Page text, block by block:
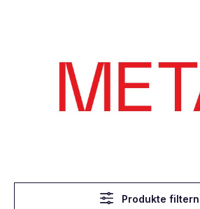
Produkte filtern